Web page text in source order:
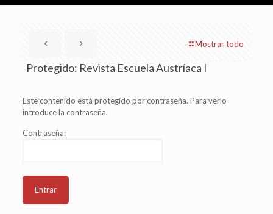
Mostrar todo
Protegido: Revista Escuela Austríaca I
Este contenido está protegido por contraseña. Para verlo
introduce la contraseña.
Contraseña: